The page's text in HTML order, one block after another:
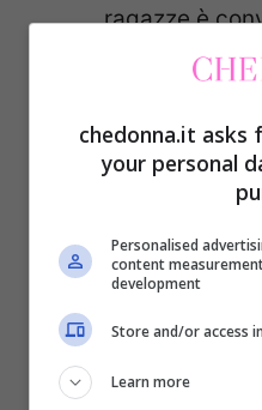
ragazze è
nel mondo
importante
le femmine.
un’istruzione
una ragazza (
5).
chedonna.it asks
your personal
Personalised
content
development
Store and/or access
Learn more